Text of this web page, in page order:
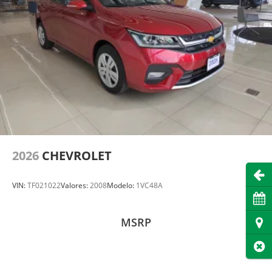
2026 CHEVROLET
VIN:TF021022Valores:2008Modelo: 1VC48A
MSRP